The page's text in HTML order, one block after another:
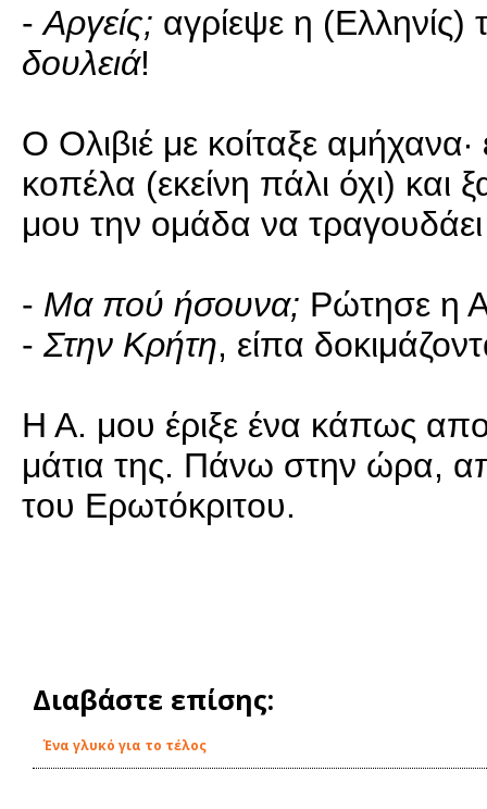
-Αργείς; αγρίεψε η (Ελληνίς)
δουλειά!
Ο Ολιβιέ με κοίταξε αμήχανα·
κοπέλα (εκείνη πάλι όχι)
μου την ομάδα να τραγουδάει
- Μα πού ήσουνα; Ρώτησε η
- Στην Κρήτη, είπα
Η Α. μου έριξε ένα κάπως
μάτια της. Πάνω στην ώρα,
του Ερωτόκριτου.
Διαβάστε επίσης:
Ένα γλυκό για το τέλος